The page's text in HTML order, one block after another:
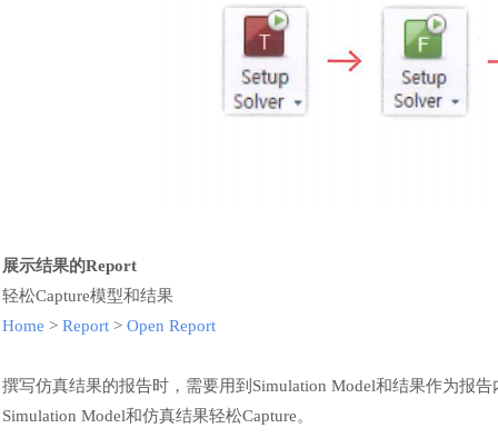
展示结果的Report
轻松Capture模型和结果
Home > Report > Open Report
撰写仿真结果的报告时，需要用到 Simulation Model和结果作为报
Simulation Model和仿真结果轻松Capture。